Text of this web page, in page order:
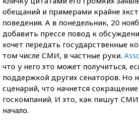
обещаний и примерами крайне
поведения. А в понедельник, 20
добавить прессе повод к
хочет передать государственные
том числе СМИ, в частные руки.
что у него это может получиться,
поддержкой других сенаторов. Но
сценарий, что начнется
госкомпаний. И это, как пишут
начало.